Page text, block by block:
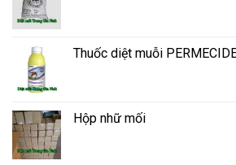
Thuốc diệt muỗi
Hộp nhữ mối